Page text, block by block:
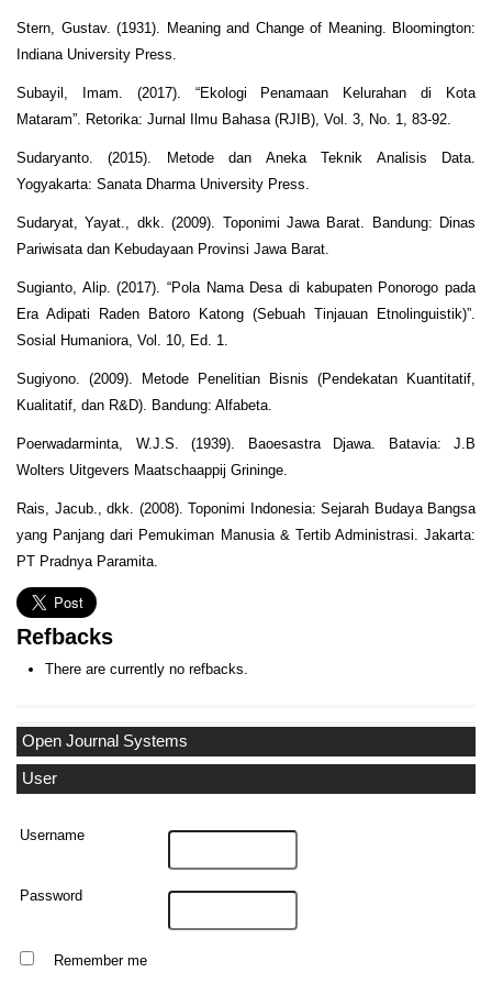
Open Journal Systems
User
Username
Password
Remember me
Stern, Gustav. (1931). Meaning and Change of Meaning. Bloomington:
Indiana University Press.
Subayil, Imam. (2017). “Ekologi Penamaan Kelurahan di Kota
Mataram”. Retorika: Jurnal Ilmu Bahasa (RJIB), Vol. 3, No. 1, 83-92.
Sudaryanto. (2015). Metode dan Aneka Teknik Analisis Data.
Yogyakarta: Sanata Dharma University Press.
Sudaryat, Yayat., dkk. (2009). Toponimi Jawa Barat. Bandung: Dinas
Pariwisata dan Kebudayaan Provinsi Jawa Barat.
Sugianto, Alip. (2017). “Pola Nama Desa di kabupaten Ponorogo pada
Era Adipati Raden Batoro Katong (Sebuah Tinjauan Etnolinguistik)”.
Sosial Humaniora, Vol. 10, Ed. 1.
Sugiyono. (2009). Metode Penelitian Bisnis (Pendekatan Kuantitatif,
Kualitatif, dan R&D). Bandung: Alfabeta.
Poerwadarminta, W.J.S. (1939). Baoesastra Djawa. Batavia: J.B
Wolters Uitgevers Maatschaappij Grininge.
Rais, Jacub., dkk. (2008). Toponimi Indonesia: Sejarah Budaya Bangsa
yang Panjang dari Pemukiman Manusia & Tertib Administrasi. Jakarta:
PT Pradnya Paramita.
Refbacks
There are currently no refbacks.